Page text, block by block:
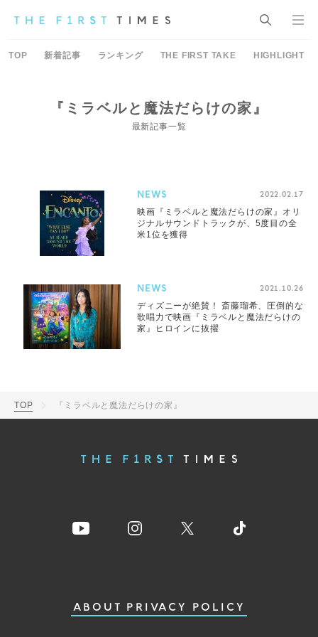
TOP 新着記事 ランキング THE FIRST TAKE HIGHLIGHT
『ミラベルと魔法だらけの家』
最新記事一覧
NEWS 2022.02.17
映画『ミラベルと魔法だらけの家』オリ
ジナルサウンドトラックが、5度目の全
米1位を獲得
NEWS 2021.10.26
ディズニーが絶賛！ 斎藤瑠希、圧倒的な
歌唱力で映画『ミラベルと魔法だらけの
家』ヒロインに抜擢
TOP 『ミラベルと魔法だらけの家』
ABOUT PRIVACY POLICY